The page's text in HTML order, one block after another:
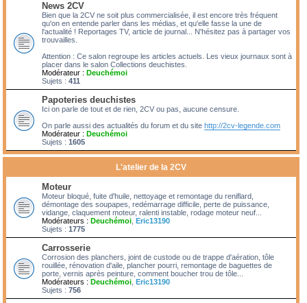
News 2CV
Bien que la 2CV ne soit plus commercialisée, il est encore très fréquent
qu'on en entende parler dans les médias, et qu'elle fasse la une de
l'actualité ! Reportages TV, article de journal... N'hésitez pas à partager vos
trouvailles.
Attention : Ce salon regroupe les articles actuels. Les vieux journaux sont à
placer dans le salon Collections deuchistes.
Modérateur : Deuchémoi
Sujets : 411
Papoteries deuchistes
Ici on parle de tout et de rien, 2CV ou pas, aucune censure.
On parle aussi des actualités du forum et du site http://2cv-legende.com
Modérateur : Deuchémoi
Sujets : 1605
L'atelier de la 2CV
Moteur
Moteur bloqué, fuite d'huile, nettoyage et remontage du reniflard,
démontage des soupapes, redémarrage difficile, perte de puissance,
vidange, claquement moteur, ralenti instable, rodage moteur neuf...
Modérateurs : Deuchémoi Eric13190
Sujets : 1775
Carrosserie
Corrosion des planchers, joint de custode ou de trappe d'aération, tôle
rouillée, rénovation d'aile, plancher pourri, remontage de baguettes de
porte, vernis après peinture, comment boucher trou de tôle...
Modérateurs : Deuchémoi Eric13190
Sujets : 756